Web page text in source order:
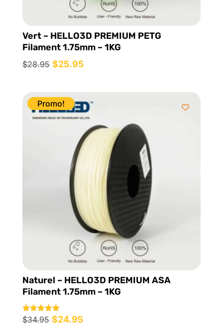
Vert – HELLO3D PREMIUM PETG
Filament 1.75mm – 1KG
$28.95 Le
initial
était :
$28.95.
$25.95Le
actuel
est :
$25.95.
Promo!
Naturel – HELLO3D PREMIUM ASA
Filament 1.75mm – 1KG
Note
5.00
$34.95 Le
$24.95Le